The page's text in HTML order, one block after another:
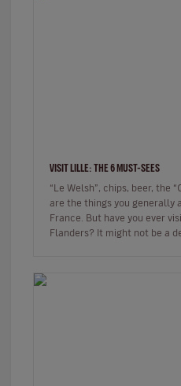
VISIT LILLE: THE 6 MUST-SEES
“Le Welsh”, chips, beer, the
are the things you generally
France. But have you ever
Flanders? It might not be a